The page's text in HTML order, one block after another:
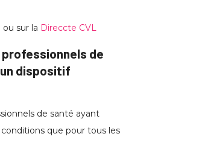
ou sur la Direccte CVL
de
dispositif
de santé ayant
que pour tous les